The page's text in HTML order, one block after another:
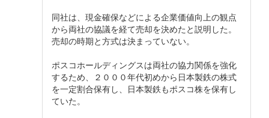
同社は、現金確保などによる企業価値向上の観点
から両社の協議を経て売却を決めたと説明した。
売却の時期と方式は決まっていない。
ポスコホールディングスは両社の協力関係を強化
するため、２０００年代初めから日本製鉄の株式
を一定割合保有し、日本製鉄もポスコ株を保有し
ていた。